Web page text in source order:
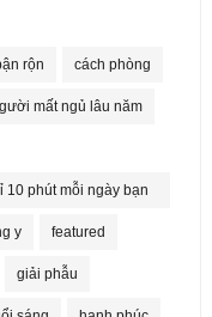
rộn cách phòng
mất ngủ lâu năm
10 phút mỗi ngày bạn
y featured
giải phẫu